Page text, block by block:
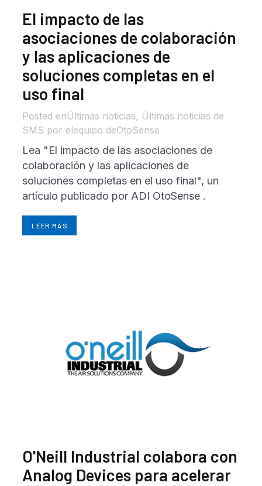
El impacto de las
asociaciones de colaboración
y las aplicaciones de
soluciones completas en el
uso final
enÚltimas noticias, Últimas noticias de
SMS por elequipo deOtoSense
Lea "El impacto de las asociaciones de
colaboración y las aplicaciones de
soluciones completas en el uso final", un
artículo publicado por ADI OtoSense .
LEER MÁS
O'Neill Industrial colabora con
Analog Devices para acelerar